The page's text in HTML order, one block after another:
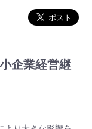
企業経営継